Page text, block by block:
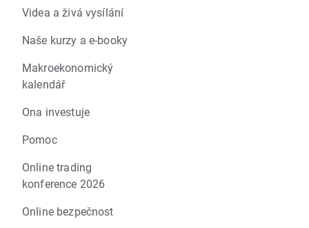
Videa a živá vysílání
Naše kurzy a e-booky
Makroekonomický
kalendář
Ona investuje
Pomoc
Online trading
konference 2026
Online bezpečnost